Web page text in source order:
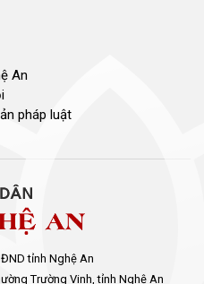
An
pháp luật
tỉnh Nghệ An
Trường Vinh, tỉnh Nghệ An